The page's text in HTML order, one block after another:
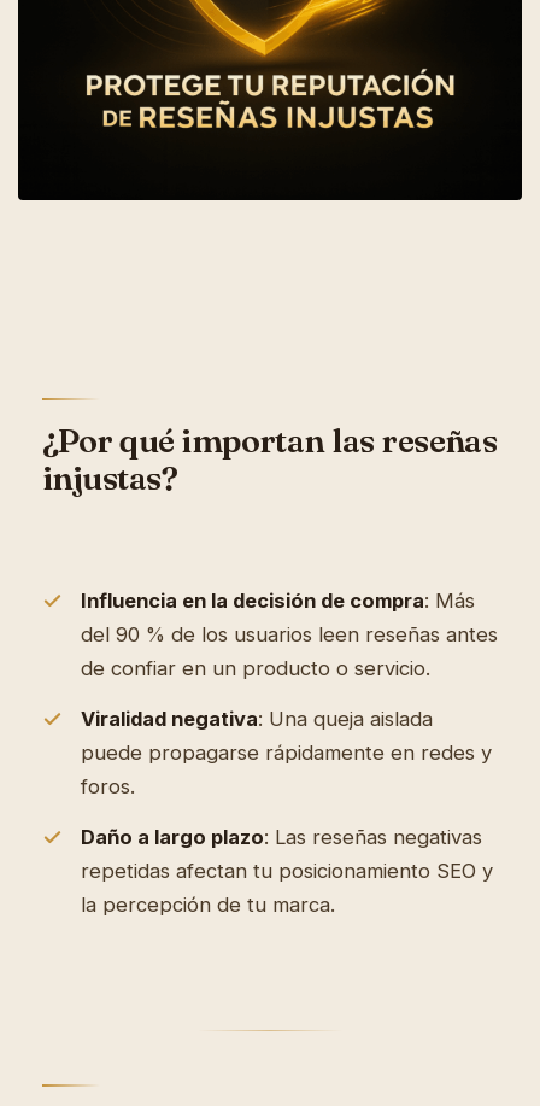
¿Por qué importan las reseñas
injustas?
Influencia en la decisión de compra: Más
del 90 % de los usuarios leen reseñas antes
de confiar en un producto o servicio.
Viralidad negativa: Una queja aislada
puede propagarse rápidamente en redes y
foros.
Daño a largo plazo: Las reseñas negativas
repetidas afectan tu posicionamiento SEO y
la percepción de tu marca.